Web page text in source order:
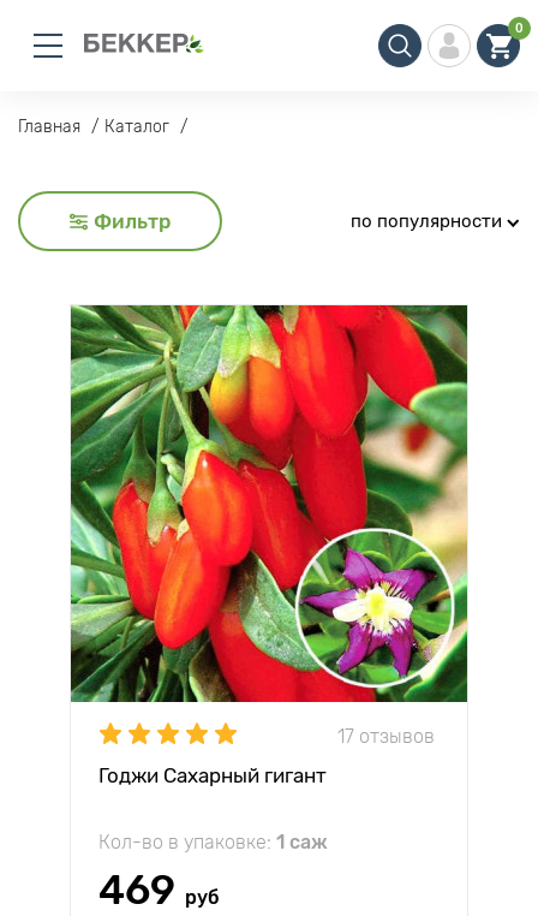
0
Главная Каталог
Фильтр по популярности
17 отзывов
Годжи Сахарный гигант
Кол-во в упаковке: 1 саж
469 руб